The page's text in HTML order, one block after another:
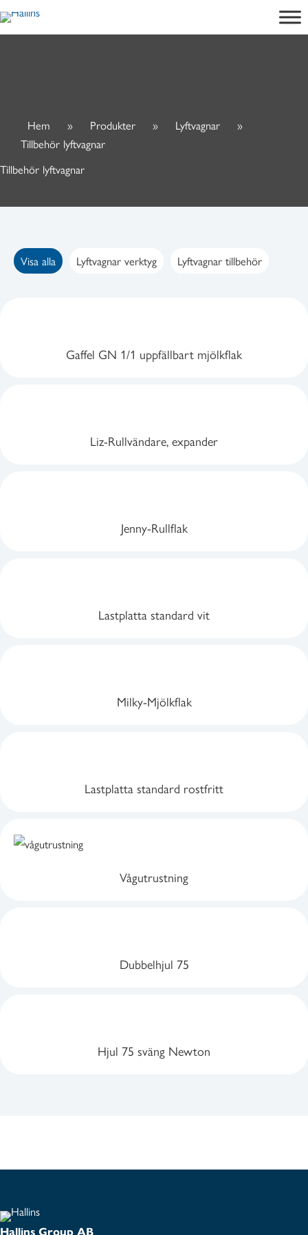
Hoppa
till
Hem » Produkter » Lyftvagnar
»
Tillbehör lyftvagnar
Tillbehör lyftvagnar
Visa alla Lyftvagnar verktyg Lyftvagnar tillbehör
Gaffel GN 1/1 uppfällbart mjölkflak
Liz-Rullvändare, expander
Jenny-Rullflak
Lastplatta standard vit
Milky-Mjölkflak
Lastplatta standard rostfritt
Vågutrustning
Dubbelhjul 75
Hjul 75 sväng Newton
Hallins Group AB